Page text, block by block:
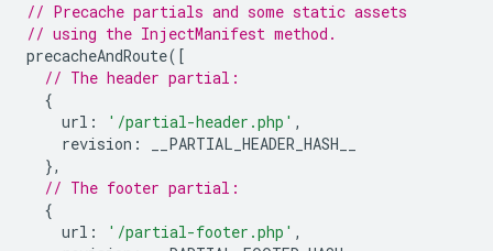
// Precache partials and some static assets
// using the InjectManifest method.
precacheAndRoute([
// The header partial:
{
url : '/partial-header.php' ,
revision :
__PARTIAL_HEADER_HASH__
},
// The footer partial:
{
url : '/partial-footer.php' ,